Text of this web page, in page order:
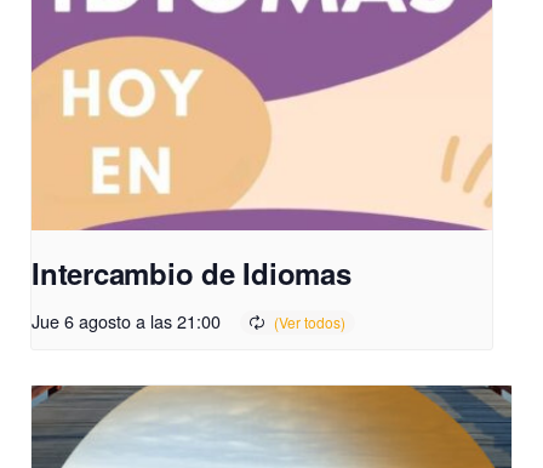
Intercambio de Idiomas
Jue 6 agosto a las 21:00